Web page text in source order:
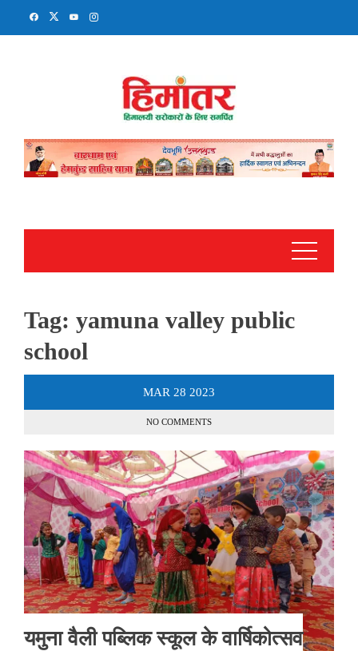
Tag: yamuna valley public
school
MAR 28 2023
NO COMMENTS
यमुना वैली पब्लिक स्कूल के वार्षिकोत्सव